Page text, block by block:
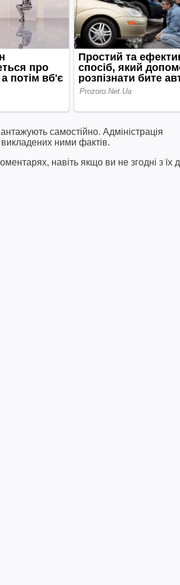
самостійно. Адміністрація
викладених ними фактів.
навіть якщо ви не згодні з їх